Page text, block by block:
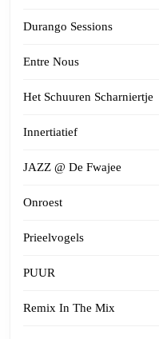
Durango Sessions
Entre Nous
Het Schuuren Scharniertje
Innertiatief
JAZZ @ De Fwajee
Onroest
Prieelvogels
PUUR
Remix In The Mix